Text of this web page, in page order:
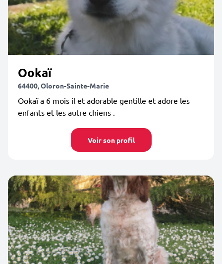
Ookaï
64400, Oloron-Sainte-Marie
Ookaï a 6 mois il et adorable gentille et adore les
enfants et les autre chiens .
Voir son profil